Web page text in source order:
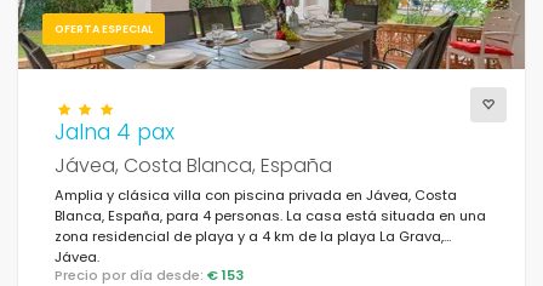
Servicios populares
Condiciones
Opciones
OFERTA ESPECIAL
Jalna 4 pax
Jávea, Costa Blanca, España
Amplia y clásica villa con piscina privada en Jávea, Costa
Blanca, España, para 4 personas. La casa está situada en una
zona residencial de playa y a 4 km de la playa La Grava,
Jávea.
Precio por día desde: € 153